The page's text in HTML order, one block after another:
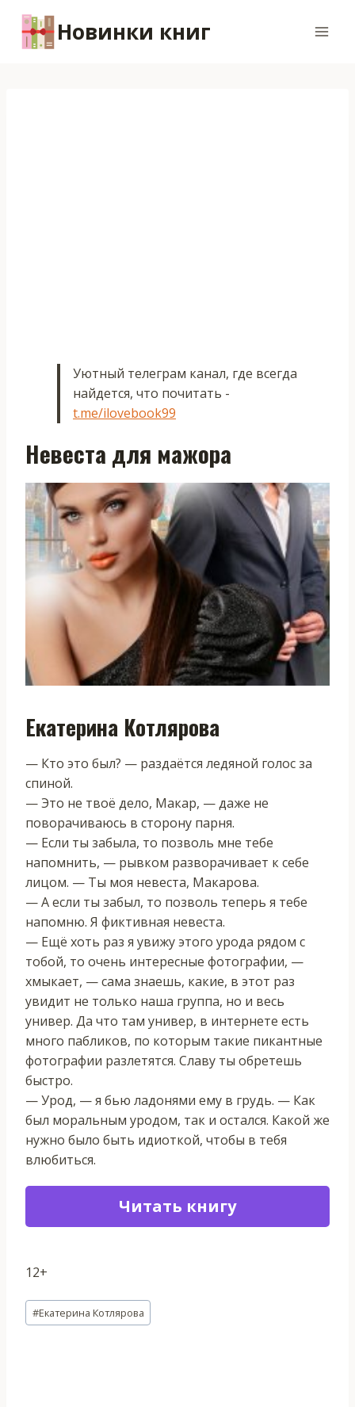
содержимому
Новинки книг
Уютный телеграм канал, где всегда
найдется, что почитать -
t.me/ilovebook99
Невеста для мажора
Екатерина Котлярова
— Кто это был? — раздаётся ледяной голос за
спиной.
— Это не твоё дело, Макар, — даже не
поворачиваюсь в сторону парня.
— Если ты забыла, то позволь мне тебе
напомнить, — рывком разворачивает к себе
лицом. — Ты моя невеста, Макарова.
— А если ты забыл, то позволь теперь я тебе
напомню. Я фиктивная невеста.
— Ещё хоть раз я увижу этого урода рядом с
тобой, то очень интересные фотографии, —
хмыкает, — сама знаешь, какие, в этот раз
увидит не только наша группа, но и весь
универ. Да что там универ, в интернете есть
много пабликов, по которым такие пикантные
фотографии разлетятся. Славу ты обретешь
быстро.
— Урод, — я бью ладонями ему в грудь. — Как
был моральным уродом, так и остался. Какой же
нужно было быть идиоткой, чтобы в тебя
влюбиться.
Читать книгу
12+
Метки
записи:
#Екатерина Котлярова